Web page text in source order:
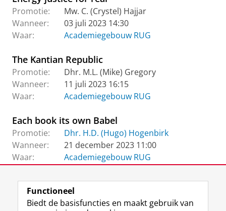
Promotie:
Mw. C. (Crystel) Hajjar
Wanneer:
03 juli 2023 14:30
Waar:
Academiegebouw RUG
The Kantian Republic
Promotie:
Dhr. M.L. (Mike) Gregory
Wanneer:
11 juli 2023 16:15
Waar:
Academiegebouw RUG
Each book its own Babel
Promotie:
Dhr. H.D. (Hugo) Hogenbirk
Wanneer:
21 december 2023 11:00
Waar:
Academiegebouw RUG
View this page in:English
Functioneel
Biedt de basisfuncties en maakt gebruik van